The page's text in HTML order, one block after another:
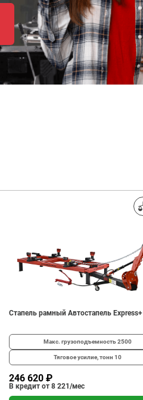
Стапель рамный Автостапель Express+
Макс. грузоподъемность2500
Тяговое усилие, тонн 10
246 620 ₽
В кредит от 8 221/мес